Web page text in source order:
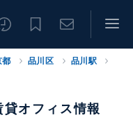
都 品川区
品川駅
オフィス情報